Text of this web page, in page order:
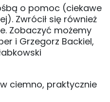
o pomoc (ciekawe
Zwrócił się również
Zobaczyć możemy
i Grzegorz Backiel,
ciemno, praktycznie